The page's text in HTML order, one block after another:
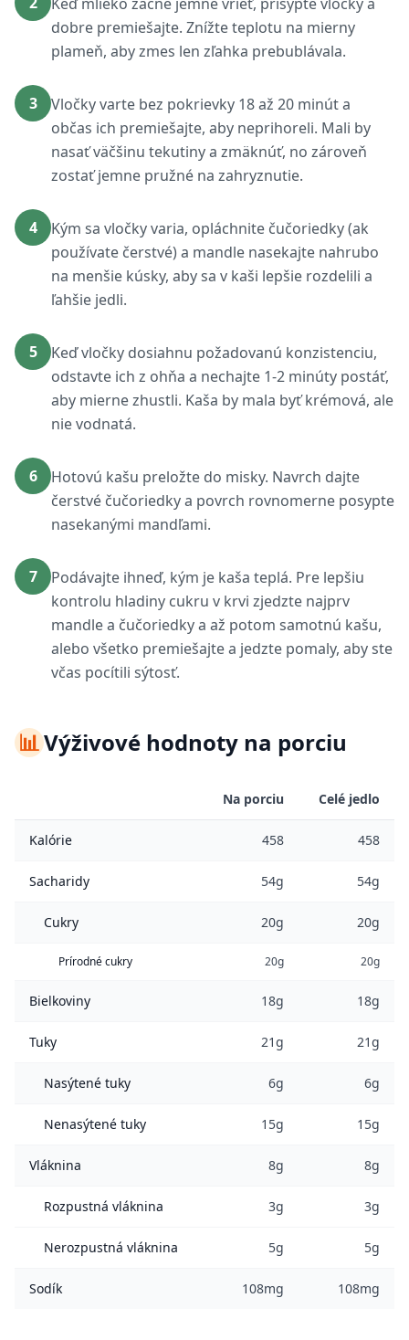
dobre premiešajte. Znížte teplotu na mierny
plameň, aby zmes len zľahka prebublávala.
3
Vločky varte bez pokrievky 18 až 20 minút a
občas ich premiešajte, aby neprihoreli. Mali by
nasať väčšinu tekutiny a zmäknúť, no zároveň
zostať jemne pružné na zahryznutie.
4
Kým sa vločky varia, opláchnite čučoriedky (ak
používate čerstvé) a mandle nasekajte nahrubo
na menšie kúsky, aby sa v kaši lepšie rozdelili a
ľahšie jedli.
5
Keď vločky dosiahnu požadovanú konzistenciu,
odstavte ich z ohňa a nechajte 1-2 minúty postáť,
aby mierne zhustli. Kaša by mala byť krémová, ale
nie vodnatá.
6
Hotovú kašu preložte do misky. Navrch dajte
čerstvé čučoriedky a povrch rovnomerne posypte
nasekanými mandľami.
7
Podávajte ihneď, kým je kaša teplá. Pre lepšiu
kontrolu hladiny cukru v krvi zjedzte najprv
mandle a čučoriedky a až potom samotnú kašu,
alebo všetko premiešajte a jedzte pomaly, aby ste
včas pocítili sýtosť.
📊Výživové hodnoty na porciu
Na porciu Celé jedlo
Kalórie 458 458
Sacharidy 54g 54g
Cukry 20g 20g
Prírodné cukry 20g 20g
Bielkoviny 18g 18g
Tuky 21g 21g
Nasýtené tuky 6g 6g
Nenasýtené tuky 15g 15g
Vláknina 8g 8g
Rozpustná vláknina 3g 3g
Nerozpustná vláknina 5g 5g
Sodík 108mg 108mg